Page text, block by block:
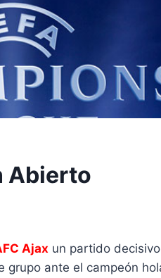
Abierto
Ajax un partido
grupo ante el campeón